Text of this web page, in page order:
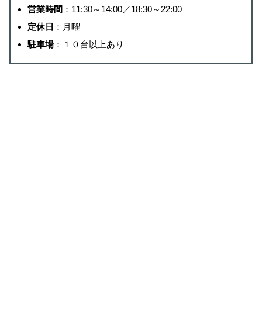
営業時間 ：11:30～14:00／18:30～22:00
定休日 ：月曜
駐車場：１０台以上あり